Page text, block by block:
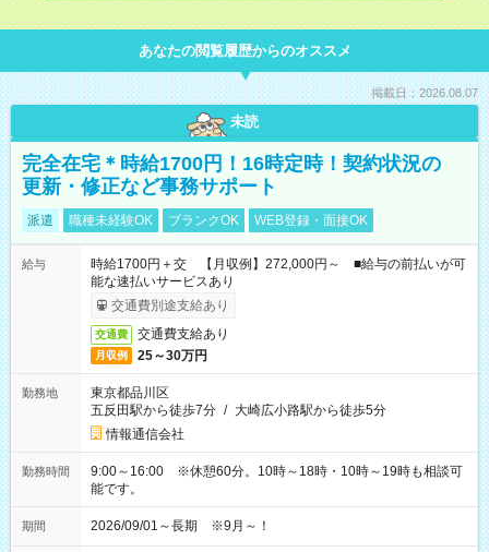
あなたの閲覧履歴からのオススメ
掲載日：2026.08.07
未読
完全在宅＊時給1700円！16時定時！契約状況の
更新・修正など事務サポート
派遣 職種未経験OK ブランクOK WEB登録・面接OK
給与
時給1700円＋交 【月収例】272,000円～ ■給与の前払いが可
能な速払いサービスあり
交通費別途支給あり
交通費 交通費支給あり
月収例 25～30万円
勤務地
東京都品川区
五反田駅から徒歩7分 / 大崎広小路駅から徒歩5分
情報通信会社
勤務時間
9:00～16:00 ※休憩60分。10時～18時・10時～19時も相談可
能です。
期間 2026/09/01～長期 ※9月～！